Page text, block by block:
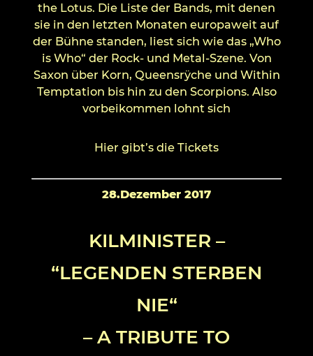
the Lotus. Die Liste der Bands, mit denen
sie in den letzten Monaten europaweit auf
der Bühne standen, liest sich wie das „Who
is Who“ der Rock- und Metal-Szene. Von
Saxon über Korn, Queensrÿche und Within
Temptation bis hin zu den Scorpions. Also
vorbeikommen lohnt sich
Hier gibt’s die Tickets
28.Dezember 2017
KILMINISTER –
“LEGENDEN STERBEN
NIE“
– A TRIBUTE TO